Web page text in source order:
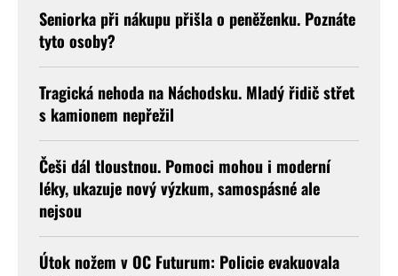
Seniorka při nákupu přišla o peněženku. Poznáte
tyto osoby?
Tragická nehoda na Náchodsku. Mladý řidič střet
s kamionem nepřežil
Češi dál tloustnou. Pomoci mohou i moderní
léky, ukazuje nový výzkum, samospásné ale
nejsou
Útok nožem v OC Futurum: Policie evakuovala